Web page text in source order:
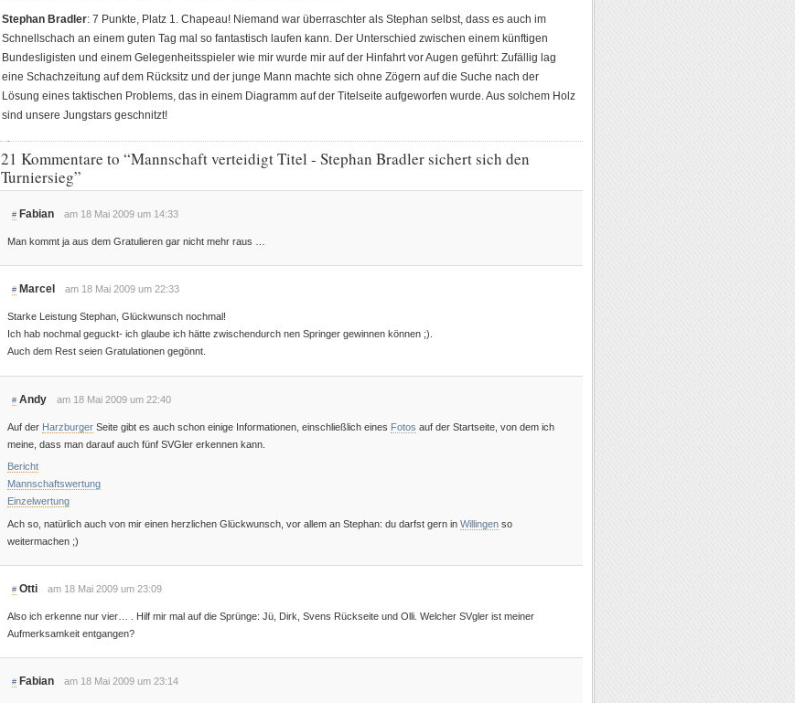
Stephan Bradler: 7 Punkte, Platz 1. Chapeau! Niemand war überraschter als Stephan selbst, dass es auch im
Schnellschach an einem guten Tag mal so fantastisch laufen kann. Der Unterschied zwischen einem künftigen
Bundesligisten und einem Gelegenheitsspieler wie mir wurde mir auf der Hinfahrt vor Augen geführt: Zufällig lag
eine Schachzeitung auf dem Rücksitz und der junge Mann machte sich ohne Zögern auf die Suche nach der
Lösung eines taktischen Problems, das in einem Diagramm auf der Titelseite aufgeworfen wurde. Aus solchem Holz
sind unsere Jungstars geschnitzt!
21 Kommentare to “Mannschaft verteidigt Titel - Stephan Bradler sichert sich den
Turniersieg”
# Fabian am 18 Mai 2009 um 14:33
Man kommt ja aus dem Gratulieren gar nicht mehr raus …
# Marcel am 18 Mai 2009 um 22:33
Starke Leistung Stephan, Glückwunsch nochmal!
Ich hab nochmal geguckt- ich glaube ich hätte zwischendurch nen Springer gewinnen können ;).
Auch dem Rest seien Gratulationen gegönnt.
# Andy am 18 Mai 2009 um 22:40
Auf der HarzburgerSeite gibt es auch schon einige Informationen, einschließlich eines Fotos auf der Startseite, von dem ich
meine, dass man darauf auch fünf SVGler erkennen kann.
Bericht
Mannschaftswertung
Einzelwertung
Ach so, natürlich auch von mir einen herzlichen Glückwunsch, vor allem an Stephan: du darfst gern in Willingenso
weitermachen ;)
# Otti am 18 Mai 2009 um 23:09
Also ich erkenne nur vier… . Hilf mir mal auf die Sprünge: Jü, Dirk, Svens Rückseite und Olli. Welcher SVgler ist meiner
Aufmerksamkeit entgangen?
# Fabian am 18 Mai 2009 um 23:14